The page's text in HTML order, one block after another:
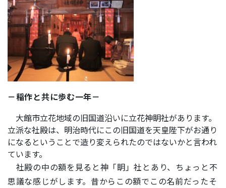
－稲作と共に歩む一年－
大館市立花地域の旧国道沿いに立花神眀社があります。
立派な社殿は、明治時代にこの旧国道を天皇陛下がお通り
になるということで造り変えられたのではないかと言われ
ています。
社殿の中の額を見ると神「眀」社とあり、ちょっと不
思議な感じがします。昔からこの額でこの名前だったそ